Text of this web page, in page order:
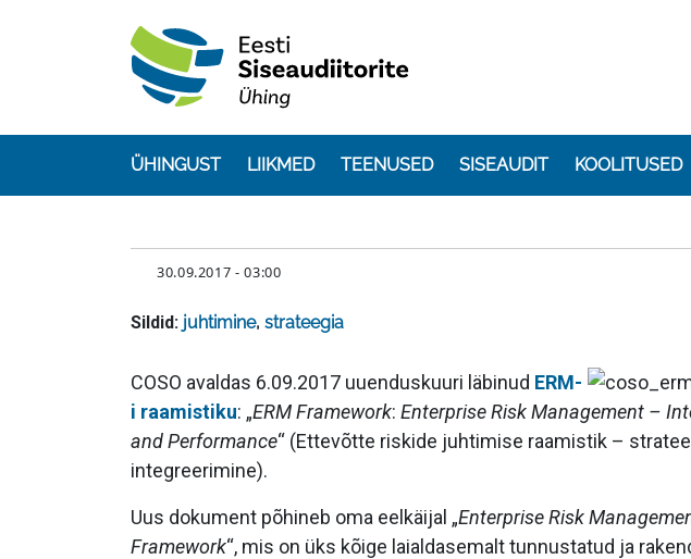
Põhinavigatsioon
ÜHINGUST LIIKMED TEENUSED SISEAUDIT KOOLITUSED
KUUPÄEV
30.09.2017 - 03:00
Sildid: juhtimine, strateegia
Sisu
COSO avaldas 6.09.2017 uuenduskuuri läbinud ERM-
i raamistiku: „ERM Framework: Enterprise Risk Management –
and Performance“ (Ettevõtte riskide juhtimise raamistik –
integreerimine).
Uus dokument põhineb oma eelkäijal „Enterprise Risk
Framework“, mis on üks kõige laialdasemalt tunnustatud ja